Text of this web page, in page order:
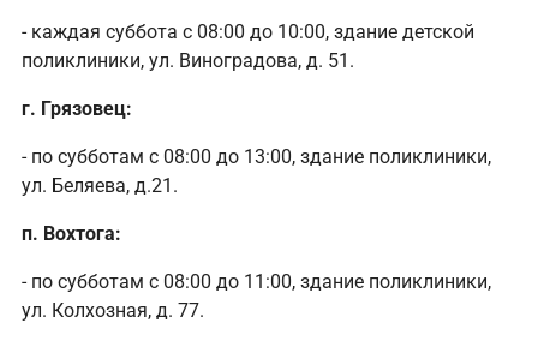
- каждая суббота с 08:00 до 10:00, здание детской
поликлиники, ул. Виноградова, д. 51.
г. Грязовец:
- по субботам с 08:00 до 13:00, здание поликлиники,
ул. Беляева, д.21.
п. Вохтога:
- по субботам с 08:00 до 11:00, здание поликлиники,
ул. Колхозная, д. 77.